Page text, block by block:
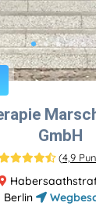
GmbH
(4,9
Berlin